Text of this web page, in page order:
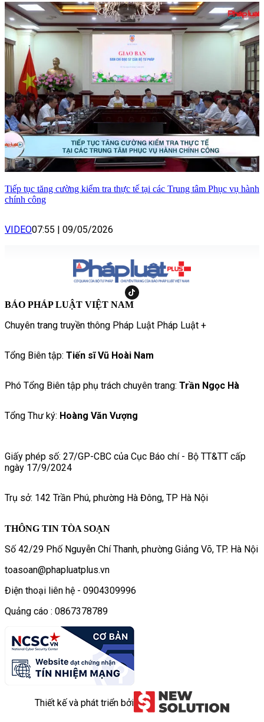
Tiếp tục tăng cường kiểm tra thực tế tại các Trung tâm Phục vụ hành
chính công
VIDEO07:55 | 09/05/2026
BÁO PHÁP LUẬT VIỆT NAM
Chuyên trang truyền thông Pháp Luật Pháp Luật +
Tổng Biên tập: Tiến sĩ Vũ Hoài Nam
Phó Tổng Biên tập phụ trách chuyên trang: Trần Ngọc Hà
Tổng Thư ký: Hoàng Văn Vượng
Giấy phép số: 27/GP-CBC của Cục Báo chí - Bộ TT&TT cấp
ngày 17/9/2024
Trụ sở: 142 Trần Phú, phường Hà Đông, TP Hà Nội
THÔNG TIN TÒA SOẠN
Số 42/29 Phố Nguyễn Chí Thanh, phường Giảng Võ, TP. Hà Nội
toasoan@phapluatplus.vn
Điện thoại liên hệ - 0904309996
Quảng cáo : 0867378789
Thiết kế và phát triển bởi